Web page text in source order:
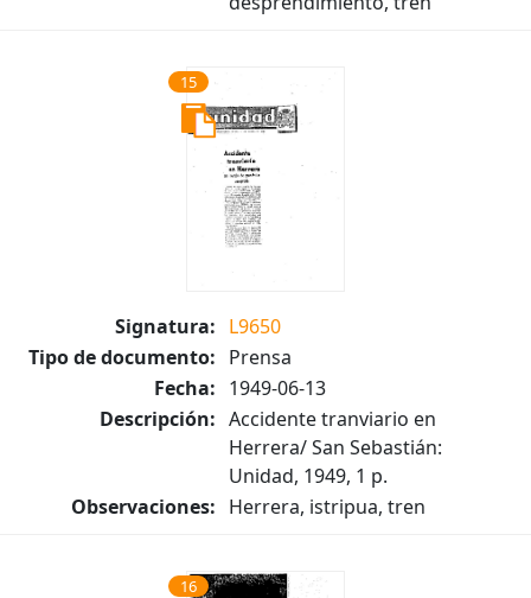
15
Signatura: L9650
Tipo de documento: Prensa
Fecha: 1949-06-13
Descripción: Accidente tranviario en
Herrera/ San Sebastián:
Unidad, 1949, 1 p.
Observaciones: Herrera, istripua, tren
16